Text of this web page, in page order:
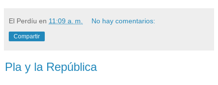
El Perdíu en 11:09 a. m. No hay comentarios:
Compartir
Pla y la República